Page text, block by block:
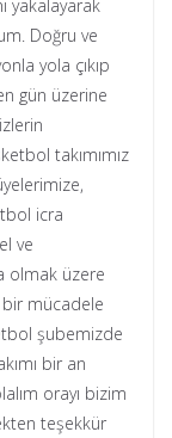
yakalayarak
Doğru ve
yola çıkıp
gün üzerine
takımımız
icra
ve
olmak üzere
mücadele
şubemizde
bir an
orayı bizim
teşekkür